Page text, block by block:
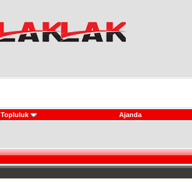
Topluluk Ajanda